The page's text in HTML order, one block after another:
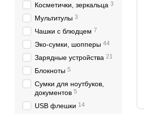
Косметички, зеркальца 3
Мультитулы 3
Чашки с блюдцем 7
Эко-сумки, шопперы 44
Зарядные устройства 21
Блокноты 5
Сумки для ноутбуков,
документов 5
USB флешки 14